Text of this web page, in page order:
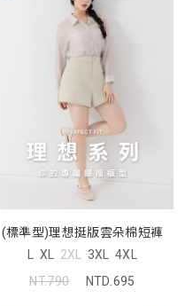
(標準型)理想挺版雲朵棉短褲
L XL 2XL 3XL 4XL
NT.790
NTD.695